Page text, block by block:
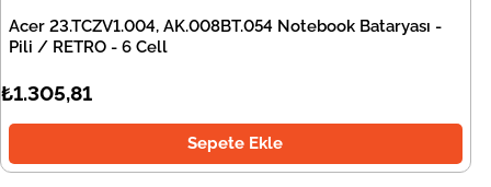
Acer 23.TCZV1.004, AK.008BT.054 Notebook Bataryası -
Pili / RETRO - 6 Cell
₺1.305,81
Sepete Ekle